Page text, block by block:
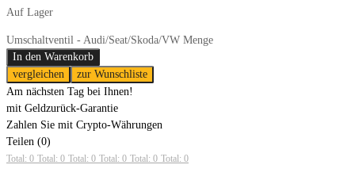
Auf Lager
Umschaltventil - Audi/Seat/Skoda/VW Menge
In den Warenkorb
vergleichen
zur Wunschliste
Am nächsten Tag bei Ihnen!
mit Geldzurück-Garantie
Zahlen Sie mit Crypto-Währungen
Teilen (0)
Total: 0 Total: 0 Total: 0 Total: 0 Total: 0 Total: 0